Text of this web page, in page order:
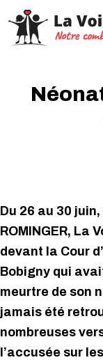
Du 26 au 30
ROMINGER, La
devant la Cour
Bobigny qui
meurtre de son
jamais été
nombreuses
l’accusée sur